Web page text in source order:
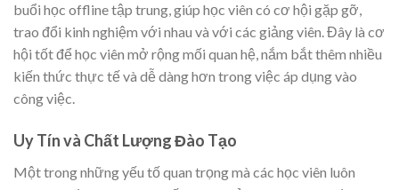
buổi học offline tập trung, giúp học viên có cơ hội gặp gỡ,
trao đổi kinh nghiệm với nhau và với các giảng viên. Đây là cơ
hội tốt để học viên mở rộng mối quan hệ, nắm bắt thêm nhiều
kiến thức thực tế và dễ dàng hơn trong việc áp dụng vào
công việc.
Uy Tín và Chất Lượng Đào Tạo
Một trong những yếu tố quan trọng mà các học viên luôn